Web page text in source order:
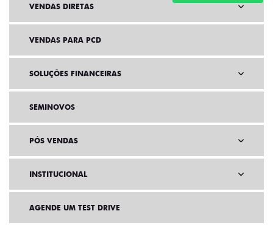
VENDAS DIRETAS
VENDAS PARA PCD
SOLUÇÕES FINANCEIRAS
SEMINOVOS
PÓS VENDAS
INSTITUCIONAL
AGENDE UM TEST DRIVE